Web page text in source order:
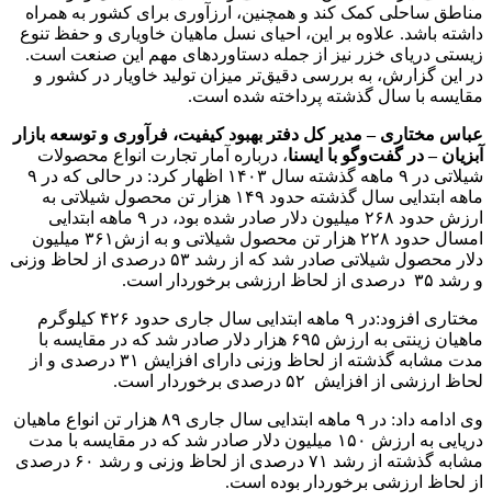
مناطق ساحلی کمک کند و همچنین، ارزآوری برای کشور به همراه
داشته باشد. علاوه بر این، احیای نسل ماهیان خاویاری و حفظ تنوع
زیستی دریای خزر نیز از جمله دستاوردهای مهم این صنعت است.
در این گزارش، به بررسی دقیق‌تر میزان تولید خاویار در کشور و
مقایسه با سال گذشته پرداخته شده است.
عباس مختاری – مدیر کل دفتر بهبود کیفیت، فرآوری و توسعه بازار
آبزیان – در گفت‌وگو با ایسنا، درباره آمار تجارت انواع محصولات
شیلاتی در ۹ ماهه گذشته سال ۱۴۰۳ اظهار کرد: در حالی که در ۹
ماهه ابتدایی سال گذشته حدود ۱۴۹ هزار تن محصول شیلاتی به
ارزش حدود ۲۶۸ میلیون دلار صادر شده بود، در ۹ ماهه ابتدایی
امسال حدود ۲۲۸ هزار تن محصول شیلاتی و به ازش۳۶۱ میلیون
دلار محصول شیلاتی صادر شد که از رشد ۵۳ درصدی از لحاظ وزنی
و رشد ۳۵ درصدی از لحاظ ارزشی برخوردار است.
مختاری افزود:در ۹ ماهه ابتدایی سال جاری حدود ۴۲۶ کیلوگرم
ماهیان زینتی به ارزش ۶۹۵ هزار دلار صادر شد که در مقایسه با
مدت مشابه گذشته از لحاظ وزنی دارای افزایش ۳۱ درصدی و از
لحاظ ارزشی از افزایش ۵۲ درصدی برخوردار است.
وی ادامه داد: در ۹ ماهه ابتدایی سال جاری ۸۹ هزار تن انواع ماهیان
دریایی به ارزش ۱۵۰ میلیون دلار صادر شد که در مقایسه با مدت
مشابه گذشته از رشد ۷۱ درصدی از لحاظ وزنی و رشد ۶۰ درصدی
از لحاظ ارزشی برخوردار بوده است.